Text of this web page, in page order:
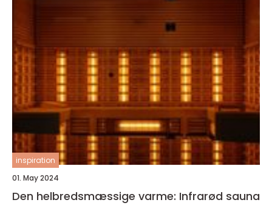
inspiration
01. May 2024
Den helbredsmæssige varme: Infrarød sauna